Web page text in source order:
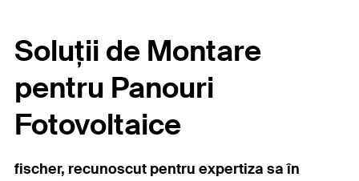
Soluții de Montare
pentru Panouri
Fotovoltaice
fischer, recunoscut pentru expertiza sa în